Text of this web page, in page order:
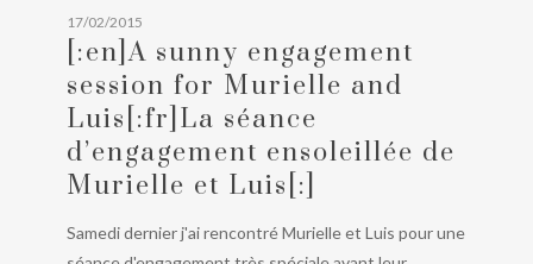
session
Murielle
Luis[:fr]La
séance
ensoleillée
17/02/2015
[:en]A sunny engagement
session for Murielle and
Luis[:fr]La séance
d’engagement ensoleillée de
Murielle et Luis[:]
Samedi dernier j'ai rencontré Murielle et Luis pour une